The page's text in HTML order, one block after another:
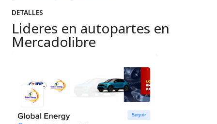
DETALLES
Lideres en autopartes en
Mercadolibre